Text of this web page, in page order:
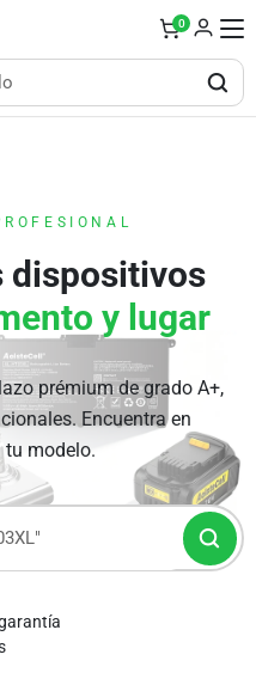
0
dispositivos
y lugar
prémium de grado A+,
Encuentra en
tu modelo.